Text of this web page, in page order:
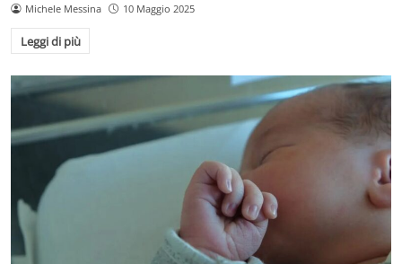
Michele Messina 10 Maggio 2025
Leggi di più